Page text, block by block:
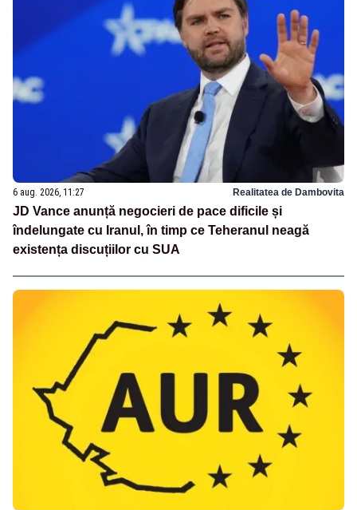
6 aug. 2026, 11:27 Realitatea de Dambovita
JD Vance anunță negocieri de pace dificile și
îndelungate cu Iranul, în timp ce Teheranul neagă
existența discuțiilor cu SUA